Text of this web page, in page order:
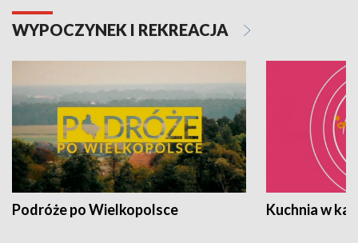
WYPOCZYNEK I REKREACJA
Podróże po Wielkopolsce Kuchnia w